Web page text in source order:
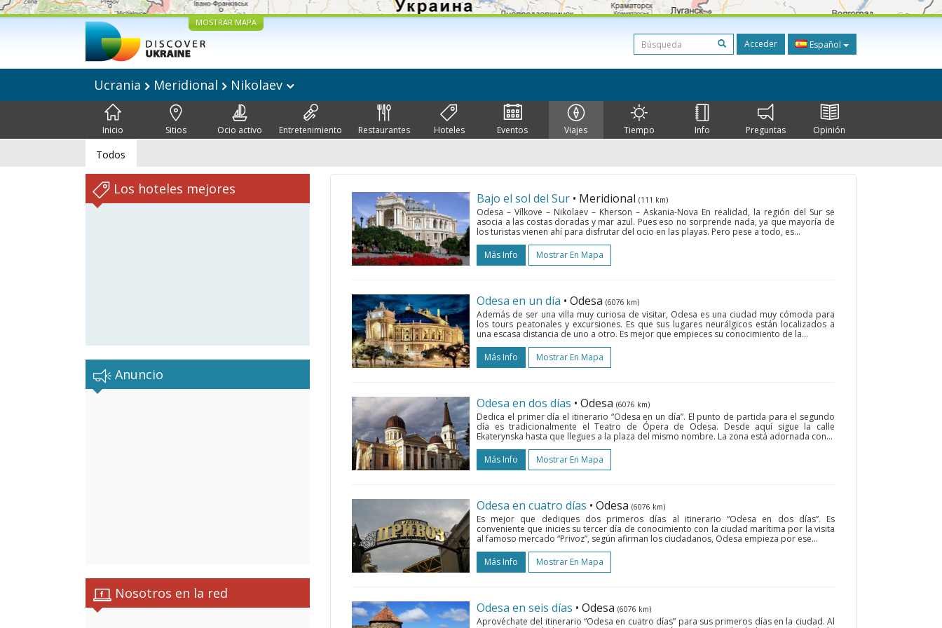
MOSTRAR MAPA
Acceder Español
Ucrania Meridional Nikolaev
Inicio Sitios Ocio activo Entretenimiento Restaurantes Hoteles Eventos Viajes Tiempo Info Preguntas Opinión
Todos
Los hoteles mejores
Anuncio
Nosotros en la red
Bajo el sol del Sur • Meridional (111 km)
Odesa – Vílkove – Nikolaev – Kherson – Askania-Nova En realidad, la región del Sur se
asocia a las costas doradas y mar azul. Pues eso no sorprende nada, ya que mayoría de
los turistas vienen ahí para disfrutar del ocio en las playas. Pero pese a todo, es...
Más Info
Mostrar En Mapa
Odesa en un día • Odesa (6076 km)
Además de ser una villa muy curiosa de visitar, Odesa es una ciudad muy cómoda para
los tours peatonales y excursiones. Es que sus lugares neurálgicos están localizados a
una escasa distancia de uno a otro. Es mejor que empieces su conocimiento de la...
Más Info
Mostrar En Mapa
Odesa en dos días • Odesa (6076 km)
Dedica el primer día el itinerario “Odesa en un día”. El punto de partida para el segundo
día es tradicionalmente el Teatro de Ópera de Odesa. Desde aquí sigue la calle
Ekaterynska hasta que llegues a la plaza del mismo nombre. La zona está adornada con...
Más Info
Mostrar En Mapa
Odesa en cuatro días • Odesa (6076 km)
Es mejor que dediques dos primeros días al itinerario “Odesa en dos días”. Es
conveniente que inicies su tercer día de conocimiento con la ciudad marítima por la visita
al famoso mercado “Privoz”, según afirman los ciudadanos, Odesa empieza por ese...
Más Info
Mostrar En Mapa
Odesa en seis días • Odesa (6076 km)
Aprovéchate del itinerario “Odesa en cuatro días” para sus primeros días en la ciudad. Al